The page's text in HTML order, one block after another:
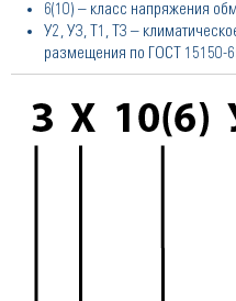
6(10) – класс напряжения
У2, У3, Т1, Т3 –
размещения по ГОСТ 15150-